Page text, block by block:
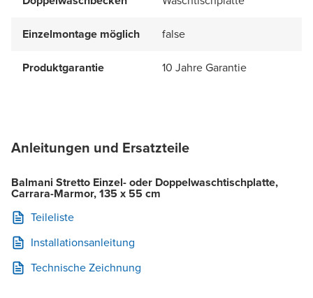
Einzelmontage möglich false
Produktgarantie 10 Jahre Garantie
Anleitungen und Ersatzteile
Balmani Stretto Einzel- oder Doppelwaschtischplatte,
Carrara-Marmor, 135 x 55 cm
Teileliste
Installationsanleitung
Technische Zeichnung